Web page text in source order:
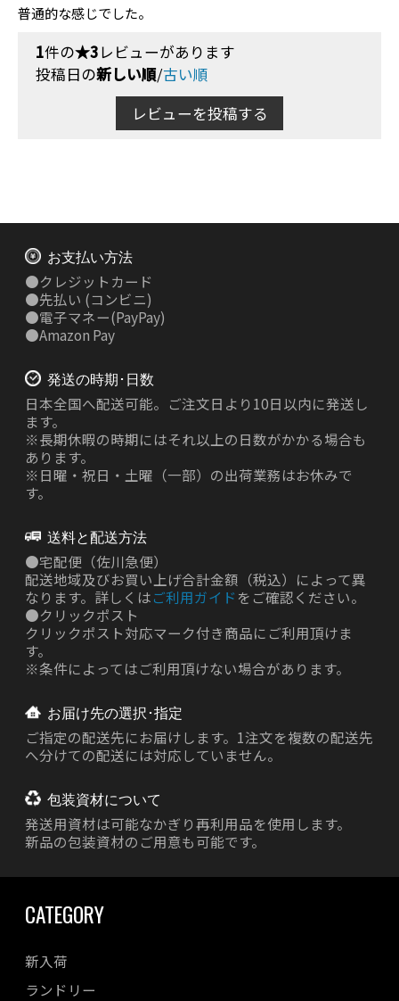
普通的な感じでした。
1件の★3レビューがあります
投稿日の新しい順/古い順
レビューを投稿する
お支払い方法
●クレジットカード
●先払い (コンビニ)
●電子マネー(PayPay)
●Amazon Pay
発送の時期･日数
日本全国へ配送可能。ご注文日より10日以内に発送し
ます。
※長期休暇の時期にはそれ以上の日数がかかる場合も
あります。
※日曜・祝日・土曜（一部）の出荷業務はお休みで
す。
送料と配送方法
●宅配便（佐川急便）
配送地域及びお買い上げ合計金額（税込）によって異
なります。詳しくはご利用ガイド をご確認ください。
●クリックポスト
クリックポスト対応マーク付き商品にご利用頂けま
す。
※条件によってはご利用頂けない場合があります。
お届け先の選択･指定
ご指定の配送先にお届けします。1注文を複数の配送先
へ分けての配送には対応していません。
包装資材について
発送用資材は可能なかぎり再利用品を使用します。
新品の包装資材のご用意も可能です。
CATEGORY
新入荷
ランドリー